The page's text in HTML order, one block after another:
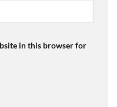
in this browser for